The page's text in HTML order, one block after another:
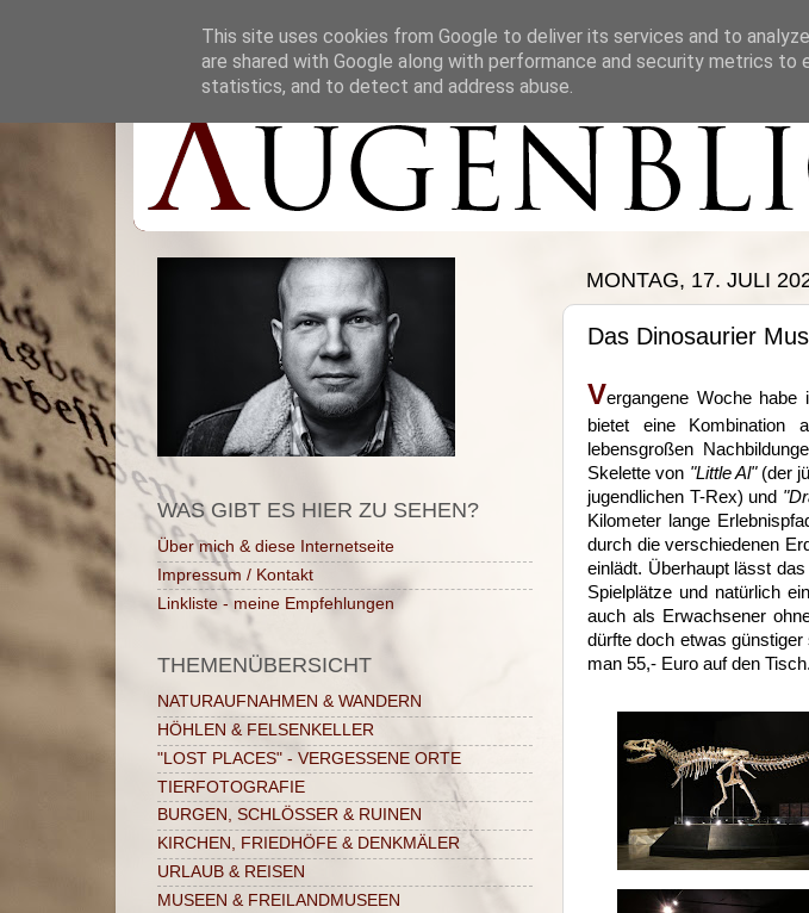
MONTAG, 17. JULI
Das Dinosaurier
Vergangene Woche habe
bietet eine Kombination
lebensgroßen
Skelette von "Little Al"(der
jugendlichen T-Rex) und
Kilometer lange
durch die verschiedenen
einlädt. Überhaupt lässt
Spielplätze und natürlich
auch als Erwachsener
dürfte doch etwas
man 55,- Euro auf den Tisch.
WAS GIBT ES HIER ZU SEHEN?
Über mich & diese Internetseite
Impressum / Kontakt
Linkliste - meine Empfehlungen
THEMENÜBERSICHT
NATURAUFNAHMEN & WANDERN
HÖHLEN & FELSENKELLER
"LOST PLACES" - VERGESSENE ORTE
TIERFOTOGRAFIE
BURGEN, SCHLÖSSER & RUINEN
KIRCHEN, FRIEDHÖFE & DENKMÄLER
URLAUB & REISEN
MUSEEN & FREILANDMUSEEN
This site uses cookies from Google to deliver its services and to
are shared with Google along with performance and security metrics to
statistics, and to detect and address abuse.